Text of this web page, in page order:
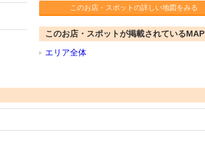
このお店・スポットの詳しい地図をみる
このお店・スポットが掲載されているMAP
エリア全体